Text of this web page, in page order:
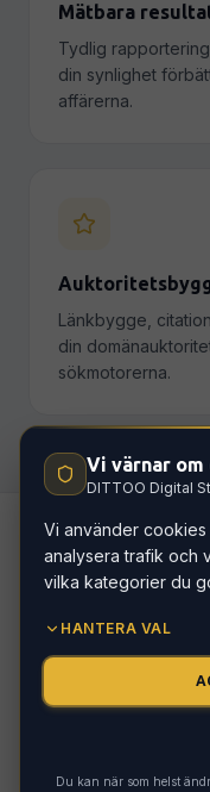
Mätbara
Tydlig
din synlighet
affärerna.
Länkbygge,
din
sökmotorerna.
SEO-analys
Vi granskar
Vi värnar
DITTOO Digital
Vi använder
analysera trafik och
vilka kategorier du
HANTERA VAL
Du kan när som helst